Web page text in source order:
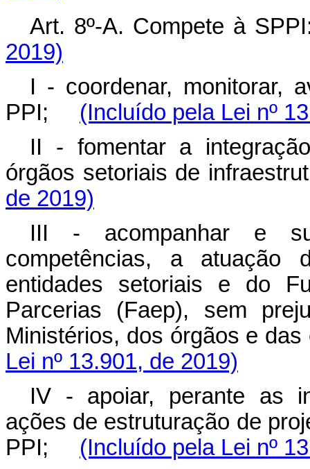
Art. 8º-A. Compete à
2019)
I - coordenar, monitorar,
PPI; (Incluído pela Lei nº
II - fomentar a
órgãos setoriais de
de 2019)
III - acompanhar e
competências, a atuação
entidades setoriais e do
Parcerias (Faep), sem
Ministérios, dos órgãos e
Lei nº 13.901, de 2019)
IV - apoiar, perante as
ações de estruturação de
PPI; (Incluído pela Lei nº